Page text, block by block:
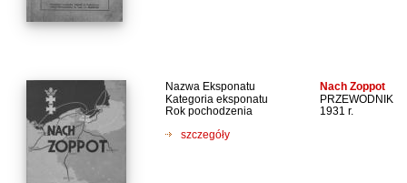
Nazwa Eksponatu Nach Zoppot
Kategoria eksponatu
PRZEWODNIK
Rok pochodzenia
1931 r.
szczegóły